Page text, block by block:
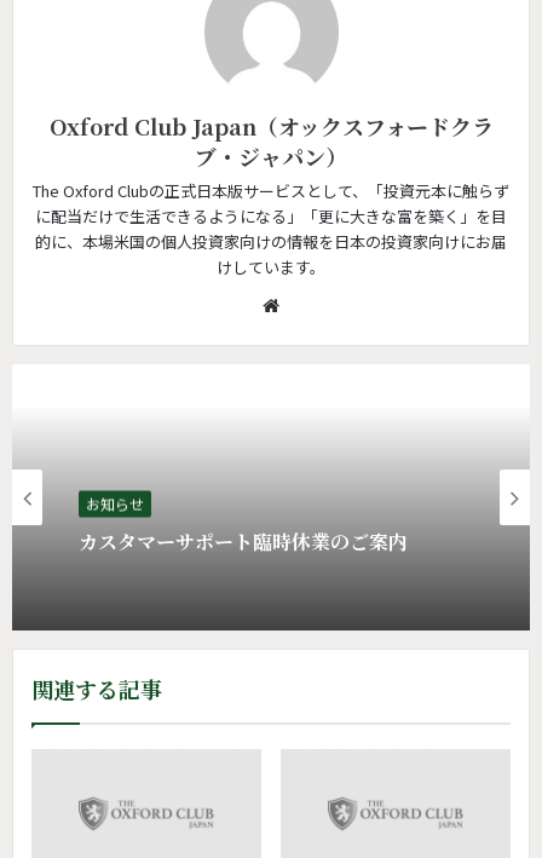
Oxford Club Japan（オックスフォードクラ
ブ・ジャパン）
The Oxford Clubの正式日本版サービスとして、「投資元本に触らず
に配当だけで生活できるようになる」「更に大きな富を築く」を目
的に、本場米国の個人投資家向けの情報を日本の投資家向けにお届
けしています。
W
お知らせ
カスタマーサポート臨時休業のご案内
関連する記事